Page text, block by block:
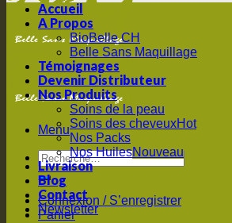
Menu
Connexion / S’enregistrer
Panier
Accueil
A Propos
BioBelle CH
Belle Sans Maquillage
Témoignages
Devenir Distributeur
Nos Produits
Soins de la peau
Soins des cheveux
Nos Packs
Nos Huiles
Livraison
Blog
Contact
Newsletter